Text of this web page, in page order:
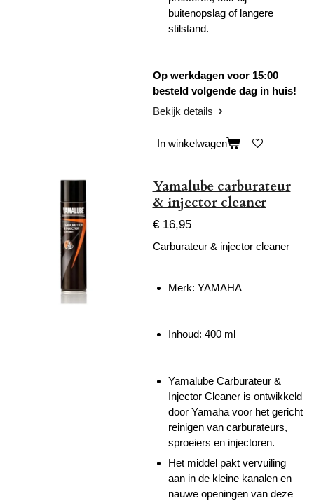
buitenopslag of langere
stilstand.
Op werkdagen voor 15:00
besteld volgende dag in huis!
Bekijk details
In winkelwagen
Yamalube carburateur
& injector cleaner
€ 16,95
Carburateur & injector cleaner
Merk: YAMAHA
Inhoud: 400 ml
Yamalube Carburateur &
Injector Cleaner is ontwikkeld
door Yamaha voor het gericht
reinigen van carburateurs,
sproeiers en injectoren.
Het middel pakt vervuiling
aan in de kleine kanalen en
nauwe openingen van deze